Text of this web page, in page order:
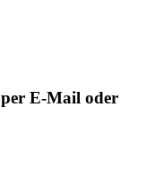
per E-Mail oder